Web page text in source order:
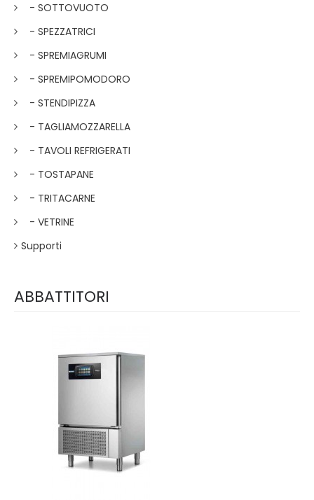
- SOTTOVUOTO
- SPEZZATRICI
- SPREMIAGRUMI
- SPREMIPOMODORO
- STENDIPIZZA
- TAGLIAMOZZARELLA
- TAVOLI REFRIGERATI
- TOSTAPANE
- TRITACARNE
- VETRINE
Supporti
ABBATTITORI